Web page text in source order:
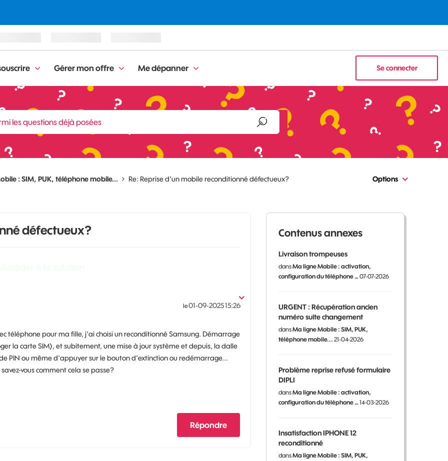
Gérer mon offre Me dépanner Se connecter
: SIM, PUK, téléphone mobile... Re: Reprise d'un mobile reconditionné défectueux? Options
défectueux?
le‎01-09-202515:26
téléphone pour ma fille, j'ai choisi un reconditionné Samsung. Démarrage
la carte SIM), et subitement, une mise à jour système et depuis, la dalle
PIN ou même d'appuyer sur le bouton d'extinction ou redémarrage...
vous comment cela se passe?
Répondre
Contenus annexes
Livraison trompeuses
dansMa ligne Mobile : activation,
configuration du téléphone …07-07-2026
URGENT : Récupération ancien
numéro suite changement
dansMa ligne Mobile : SIM, PUK,
téléphone mobile... 21-04-2026
Problème reprise refusé formulaire
DIPLI
dansMa ligne Mobile : activation,
configuration du téléphone …14-03-2026
Insatisfaction IPHONE 12
reconditionné
dansMa ligne Mobile : SIM, PUK,